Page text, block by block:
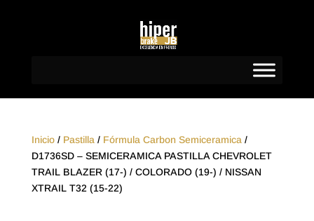
Inicio/ Pastilla / Fórmula Carbon Semiceramica /
D1736SD – SEMICERAMICA PASTILLA CHEVROLET
TRAIL BLAZER (17-) / COLORADO (19-) / NISSAN
XTRAIL T32 (15-22)